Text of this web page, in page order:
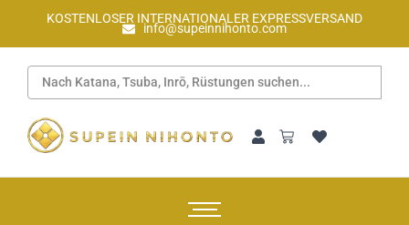
KOSTENLOSER INTERNATIONALER EXPRESSVERSAND
info@supeinnihonto.com